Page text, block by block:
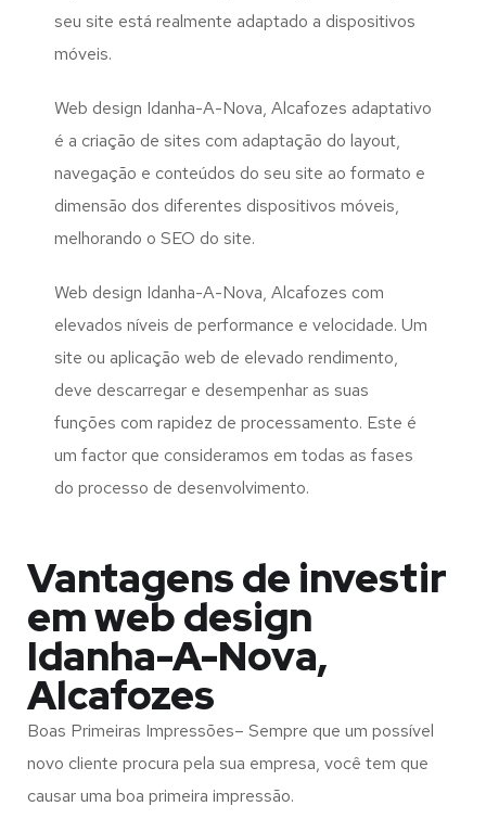
seu site está realmente adaptado a dispositivos
móveis.
Web design Idanha-A-Nova, Alcafozes adaptativo
é a criação de sites com adaptação do layout,
navegação e conteúdos do seu site ao formato e
dimensão dos diferentes dispositivos móveis,
melhorando o SEO do site.
Web design Idanha-A-Nova, Alcafozes com
elevados níveis de performance e velocidade. Um
site ou aplicação web de elevado rendimento,
deve descarregar e desempenhar as suas
funções com rapidez de processamento. Este é
um factor que consideramos em todas as fases
do processo de desenvolvimento.
Vantagens de investir
em web design
Idanha-A-Nova,
Alcafozes
Boas Primeiras Impressões– Sempre que um possível
novo cliente procura pela sua empresa, você tem que
causar uma boa primeira impressão.